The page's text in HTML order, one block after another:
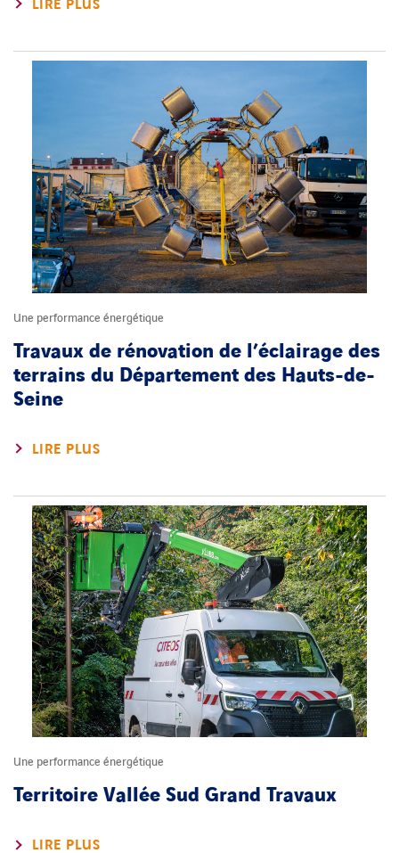
LIRE PLUS
Une performance énergétique
Travaux de rénovation de l’éclairage des
terrains du Département des Hauts-de-
Seine
LIRE PLUS
Une performance énergétique
Territoire Vallée Sud Grand Travaux
LIRE PLUS